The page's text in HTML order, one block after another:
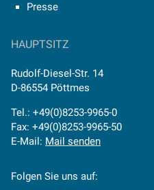
Presse
HAUPTSITZ
Rudolf-Diesel-Str. 14
D-86554 Pöttmes
Tel.: +49(0)8253-9965-0
Fax: +49(0)8253-9965-50
E-Mail: Mail senden
Folgen Sie uns auf: